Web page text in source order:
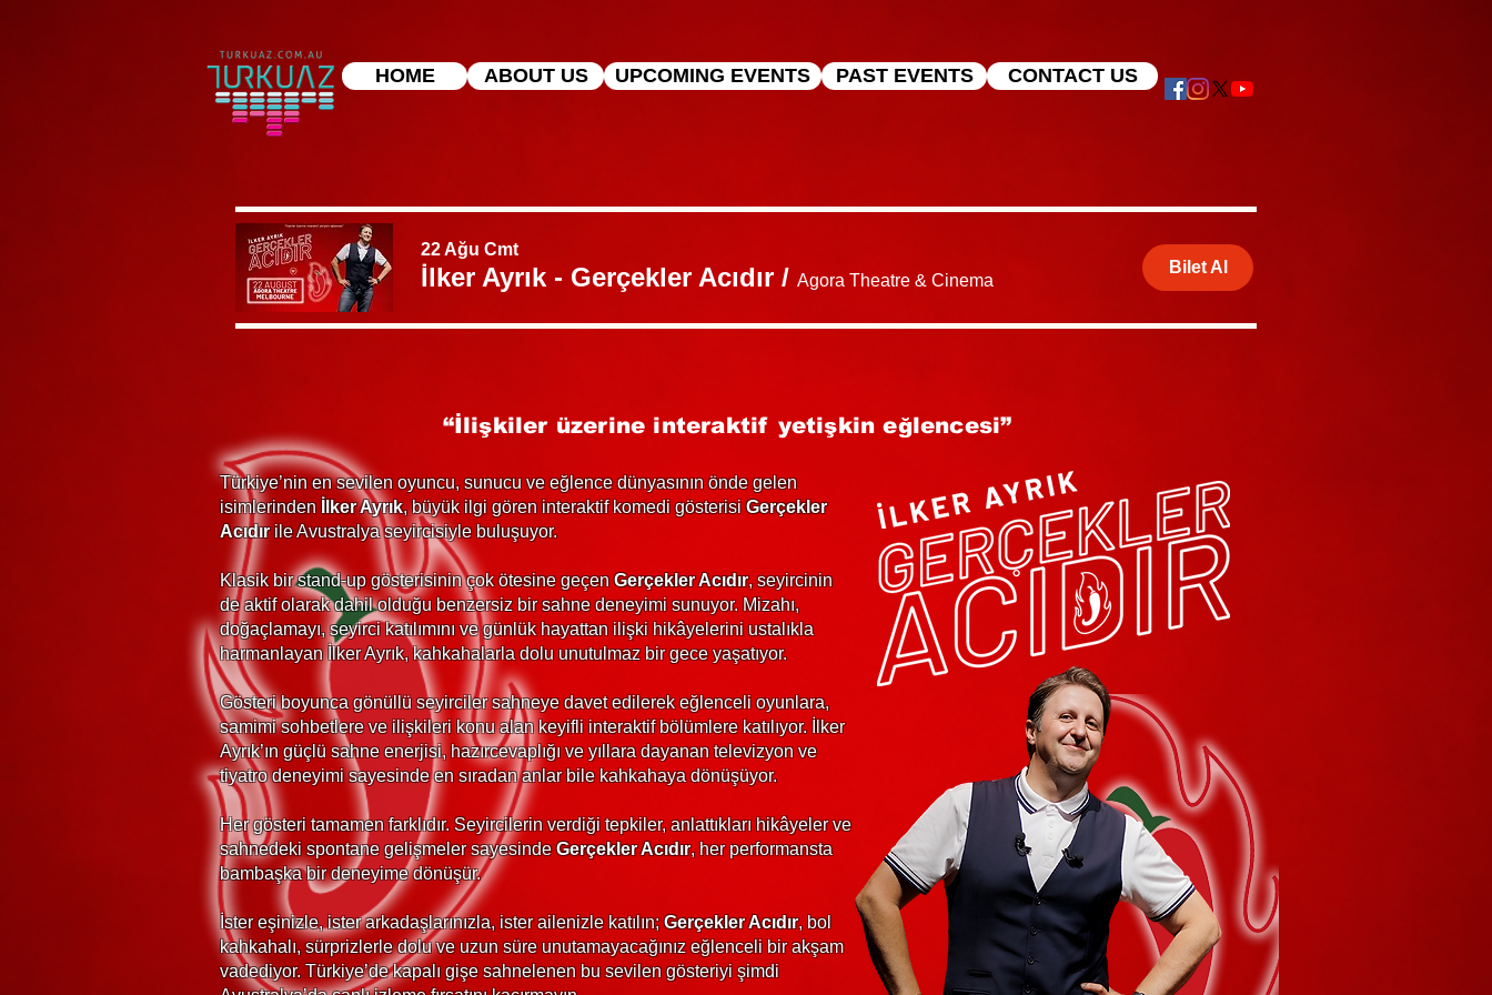
HOME ABOUT US UPCOMING EVENTS PAST EVENTS CONTACT US
22 Ağu Cmt
İlker Ayrık - Gerçekler Acıdır / Agora Theatre & Cinema
Bilet Al
“İlişkiler üzerine interaktif yetişkin eğlencesi”
Türkiye’nin en sevilen oyuncu, sunucu ve eğlence dünyasının önde gelen
isimlerinden İlker Ayrık, büyük ilgi gören interaktif komedi gösterisiGerçekler
Acıdırile Avustralya seyircisiyle buluşuyor.
Klasik bir stand-up gösterisinin çok ötesine geçenGerçekler Acıdır, seyircinin
de aktif olarak dahil olduğu benzersiz bir sahne deneyimi sunuyor. Mizahı,
doğaçlamayı, seyirci katılımını ve günlük hayattan ilişki hikâyelerini ustalıkla
harmanlayan İlker Ayrık, kahkahalarla dolu unutulmaz bir gece yaşatıyor.
Gösteri boyunca gönüllü seyirciler sahneye davet edilerek eğlenceli oyunlara,
samimi sohbetlere ve ilişkileri konu alan keyifli interaktif bölümlere katılıyor. İlker
Ayrık’ın güçlü sahne enerjisi, hazırcevaplığı ve yıllara dayanan televizyon ve
tiyatro deneyimi sayesinde en sıradan anlar bile kahkahaya dönüşüyor.
Her gösteri tamamen farklıdır. Seyircilerin verdiği tepkiler, anlattıkları hikâyeler ve
sahnedeki spontane gelişmeler sayesindeGerçekler Acıdır, her performansta
bambaşka bir deneyime dönüşür.
İster eşinizle, ister arkadaşlarınızla, ister ailenizle katılın;Gerçekler Acıdır, bol
kahkahalı, sürprizlerle dolu ve uzun süre unutamayacağınız eğlenceli bir akşam
vadediyor. Türkiye’de kapalı gişe sahnelenen bu sevilen gösteriyi şimdi